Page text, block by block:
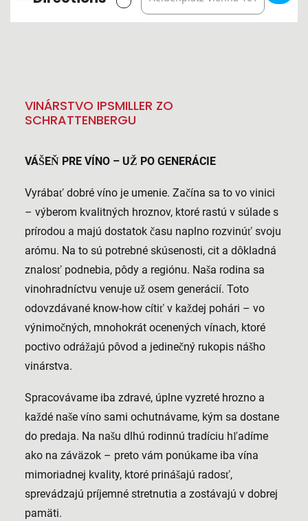
VINÁRSTVO IPSMILLER ZO
SCHRATTENBERGU
VÁŠEŇ PRE VÍNO – UŽ PO GENERÁCIE
Vyrábať dobré víno je umenie. Začína sa to vo vinici
– výberom kvalitných hroznov, ktoré rastú v súlade s
prírodou a majú dostatok času naplno rozvinúť svoju
arómu. Na to sú potrebné skúsenosti, cit a dôkladná
znalosť podnebia, pôdy a regiónu. Naša rodina sa
vinohradníctvu venuje už osem generácií. Toto
odovzdávané know-how cítiť v každej pohári – vo
výnimočných, mnohokrát ocenených vínach, ktoré
poctivo odrážajú pôvod a jedinečný rukopis nášho
vinárstva.
Spracovávame iba zdravé, úplne vyzreté hrozno a
každé naše víno sami ochutnávame, kým sa dostane
do predaja. Na našu dlhú rodinnú tradíciu hľadíme
ako na záväzok – preto vám ponúkame iba vína
mimoriadnej kvality, ktoré prinášajú radosť,
sprevádzajú príjemné stretnutia a zostávajú v dobrej
pamäti.